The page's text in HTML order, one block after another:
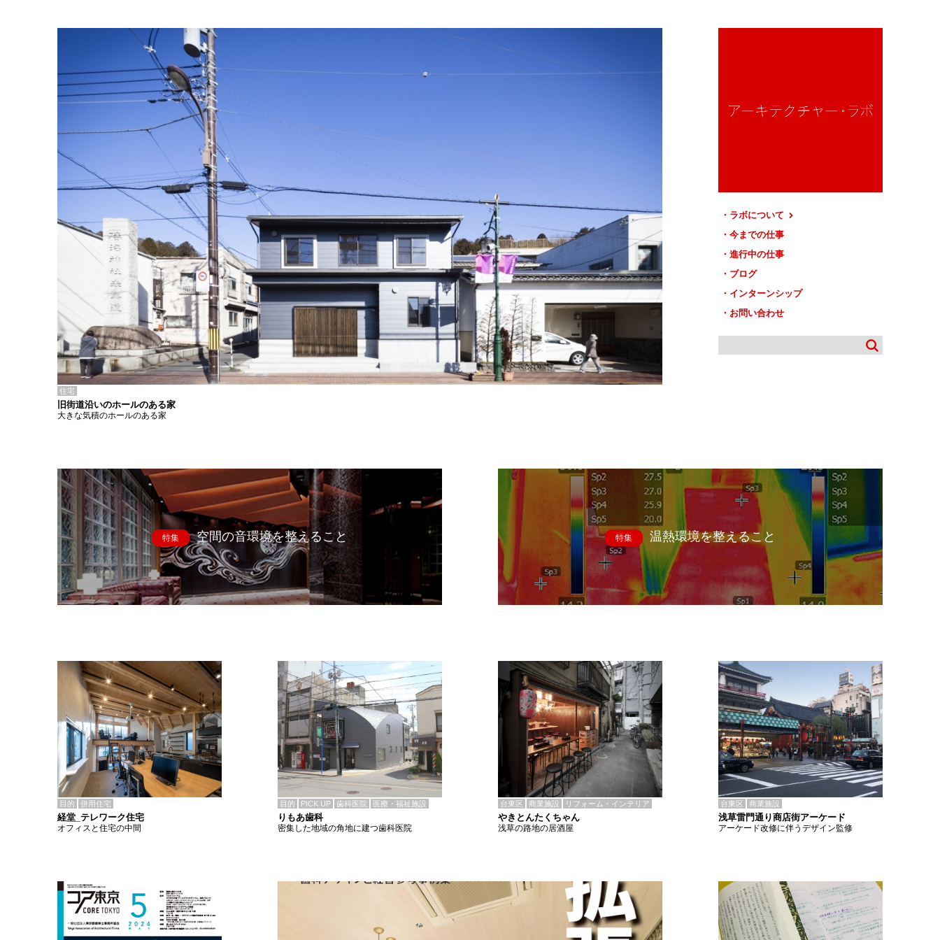
ラボについて
今までの仕事
進行中の仕事
ブログ
インターンシップ
お問い合わせ
住宅
旧街道沿いのホールのある家
大きな気積のホールのある家
特集 空間の音環境を整えること 特集 温熱環境を整えること
目的 併用住宅
経堂_テレワーク住宅
オフィスと住宅の中間
目的 PICK UP 歯科医院 医療・福祉施設
りもあ歯科
密集した地域の角地に建つ歯科医院
台東区 商業施設 リフォーム・インテリア
やきとんたくちゃん
浅草の路地の居酒屋
台東区 商業施設
浅草雷門通り商店街アーケード
アーケード改修に伴うデザイン監修